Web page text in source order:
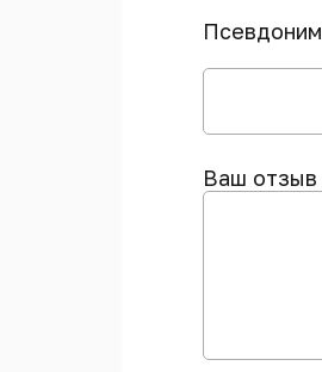
Псевдоним
Ваш отзыв